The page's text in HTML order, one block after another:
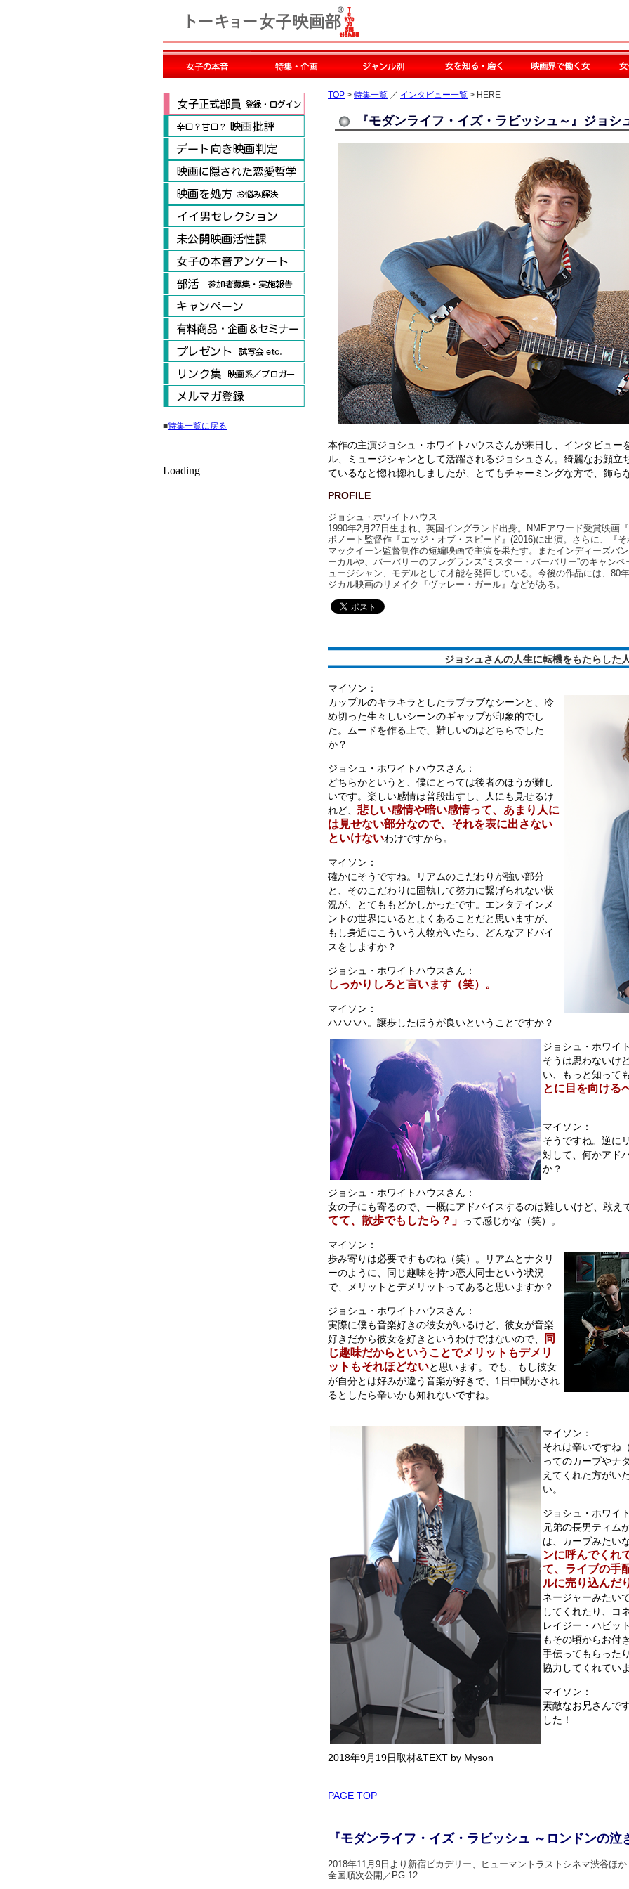
■特集一覧に戻る
Loading
TOP > 特集一覧 ／ インタビュー一覧 > HERE
『モダンライフ・イズ・ラビッシュ～』ジョ
本作の主演ジョシュ・ホワイトハウスさんが来日し、インタビュー
ル、ミュージシャンとして活躍されるジョシュさん。綺麗なお顔立
ているなと惚れ惚れしましたが、とてもチャーミングな方で、飾ら
PROFILE
ジョシュ・ホワイトハウス
1990年2月27日生まれ、英国イングランド出身。NMEアワード受賞映画
ボノート監督作『エッジ・オブ・スピード』(2016)に出演。さらに、『
マックイーン監督制作の短編映画で主演を果たす。またインディーズバ
ーカルや、バーバリーのフレグランス“ミスター・バーバリー”のキャン
ュージシャン、モデルとして才能を発揮している。今後の作品には、80
ジカル映画のリメイク『ヴァレー・ガール』などがある。
ジョシュさんの人生に転機をもたらした
マイソン：
カップルのキラキラとしたラブラブなシーンと、冷
め切った生々しいシーンのギャップが印象的でし
た。ムードを作る上で、難しいのはどちらでした
か？
ジョシュ・ホワイトハウスさん：
どちらかというと、僕にとっては後者のほうが難し
いです。楽しい感情は普段出すし、人にも見せるけ
れど、 悲しい感情や暗い感情って、あまり人に
は見せない部分なので、それを表に出さない
といけないわけですから。
マイソン：
確かにそうですね。リアムのこだわりが強い部分
と、そのこだわりに固執して努力に繋げられない状
況が、とてももどかしかったです。エンタテインメ
ントの世界にいるとよくあることだと思いますが、
もし身近にこういう人物がいたら、どんなアドバイ
スをしますか？
ジョシュ・ホワイトハウスさん：
しっかりしろと言います（笑）。
マイソン：
ハハハハ。譲歩したほうが良いということですか？
ジョシュ・ホワイ
そうは思わないけ
い、もっと知って
とに目を向ける
マイソン：
そうですね。逆に
対して、何かアド
か？
ジョシュ・ホワイトハウスさん：
女の子にも寄るので、一概にアドバイスするのは難しいけど、敢え
てて、散歩でもしたら？」 って感じかな（笑）。
マイソン：
歩み寄りは必要ですものね（笑）。リアムとナタリ
ーのように、同じ趣味を持つ恋人同士という状況
で、メリットとデメリットってあると思いますか？
ジョシュ・ホワイトハウスさん：
実際に僕も音楽好きの彼女がいるけど、彼女が音楽
好きだから彼女を好きというわけではないので、
同
じ趣味だからということでメリットもデメリ
ットもそれほどないと思います。でも、もし彼女
が自分とは好みが違う音楽が好きで、1日中聞かされ
るとしたら辛いかも知れないですね。
マイソン：
それは辛いですね
ってのカーブやナ
えてくれた方がい
い。
ジョシュ・ホワイ
兄弟の長男ティム
は、カーブみたい
ンに呼んでくれ
て、ライブの手
ルに売り込んだ
ネージャーみたい
してくれたり、コ
レイジー・ハビッ
もその頃からお付
手伝ってもらった
協力してくれてい
マイソン：
素敵なお兄さんで
した！
2018年9月19日取材&TEXT by Myson
PAGE TOP
『モダンライフ・イズ・ラビッシュ ～ロンドンの泣
2018年11月9日より新宿ピカデリー、ヒューマントラストシネマ渋谷ほか
全国順次公開／PG-12